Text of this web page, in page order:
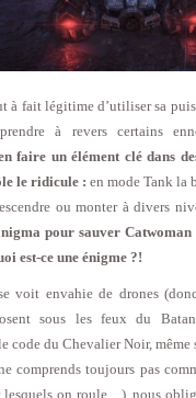
à fait légitime d’utiliser sa
à revers certains
faire un élément clé dans
le ridicule : en mode Tank la
ou monter à divers
pour sauver Catwoman
est-ce une énigme ?!
voit envahie de drones
sous les feux du
code du Chevalier Noir, même
comprends toujours pas
lesquels on roule…), nous